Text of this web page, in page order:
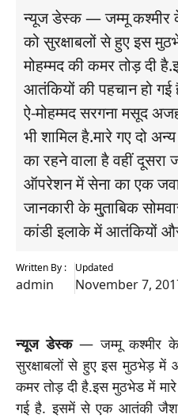
न्यूज डेस्क — जम्मू कश्मीर
को सुरक्षाबलों से हुए इस
मोहम्मद की कमर तोड़ दी
आतंकियों की पहचान हो
ऐ-मोहम्मद सरगना मसूद
भी शामिल है.मारे गए दो
का रहने वाला है वहीं दूसरा
ऑपरेशन में सेना का एक
जानकारी के मु्ताबिक
कांडी इलाके में आतंकियों
Written By :
admin
Updated
November 7,
न्यूज डेस्क— जम्मू कश्मीर के
सुरक्षाबलों से हुए इस मुठभेड़
कमर तोड़ दी है.इस मुठभेड में
गई है. इसमें से एक आतंकी जैश-